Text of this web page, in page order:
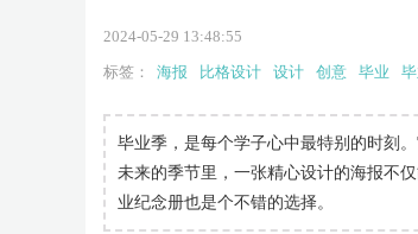
2024-05-29 13:48:55
标签： 海报 比格设计 设计 创意 毕业
毕业季，是每个学子心中最特别的时刻
未来的季节里，一张精心设计的海报不
业纪念册也是个不错的选择。